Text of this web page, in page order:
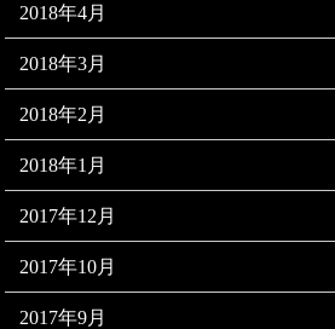
2018年4月
2018年3月
2018年2月
2018年1月
2017年12月
2017年10月
2017年9月